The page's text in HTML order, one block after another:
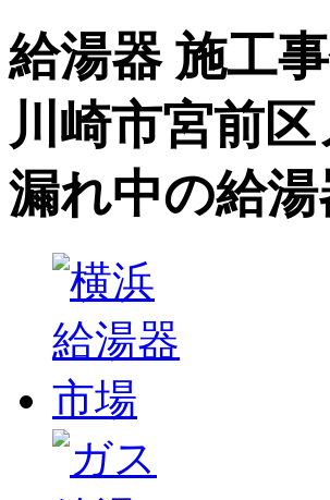
給湯器 施工
川崎市宮前
漏れ中の給